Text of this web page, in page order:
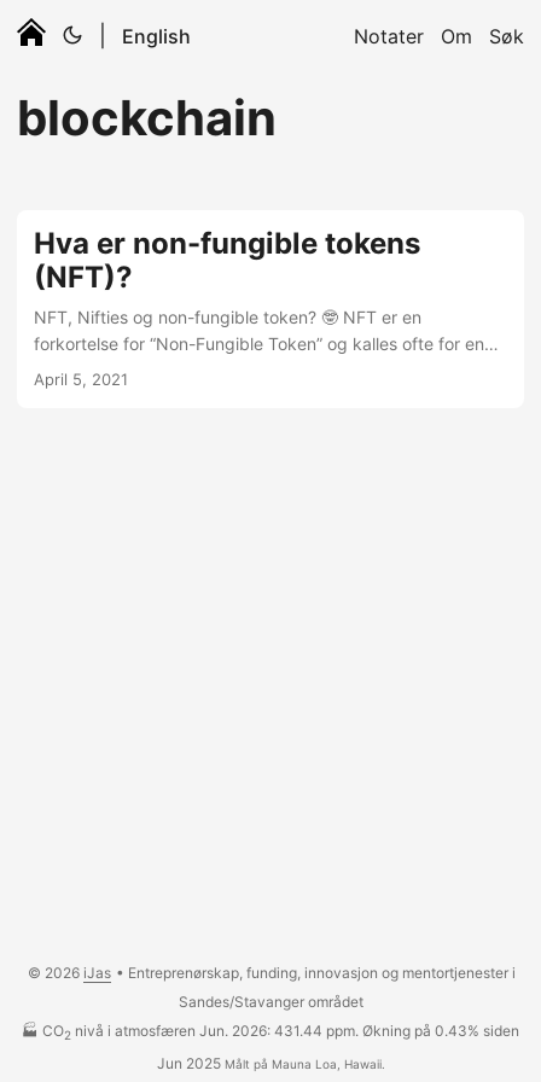
English Notater Om Søk
blockchain
Hva er non-fungible tokens
(NFT)?
NFT, Nifties og non-fungible token? 🤓 NFT er en
forkortelse for “Non-Fungible Token” og kalles ofte for en
“Niftie”. På norsk kan man oversette det til “et bevis (token)
April 5, 2021
© 2026 iJas • Entreprenørskap, funding, innovasjon og mentortjenester i
Sandes/Stavanger området
🏭 CO2 nivå i atmosfæren Jun. 2026: 431.44 ppm. Økning på 0.43% siden
Jun 2025 Målt på Mauna Loa, Hawaii.